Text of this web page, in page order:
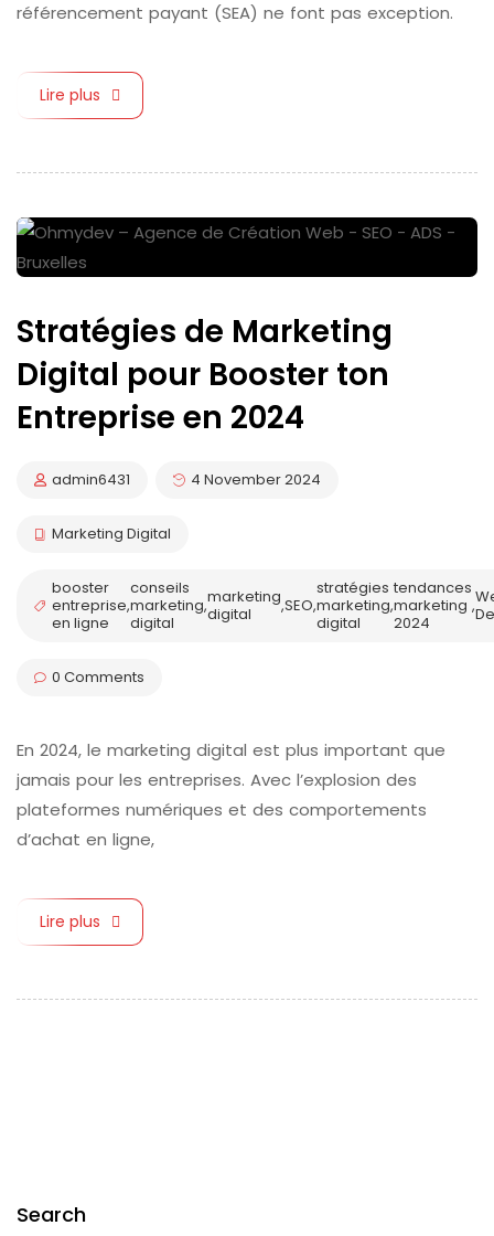
référencement payant (SEA) ne font pas exception.
Lire plus
Stratégies de Marketing
Digital pour Booster ton
Entreprise en 2024
admin6431 4 November 2024
Marketing Digital
booster
entreprise
en ligne
,
conseils
marketing
digital
,marketing
digital
,SEO,
stratégies
marketing
digital
,
tendances
marketing
2024
,
0 Comments
En 2024, le marketing digital est plus important que
jamais pour les entreprises. Avec l’explosion des
plateformes numériques et des comportements
d’achat en ligne,
Lire plus
Search